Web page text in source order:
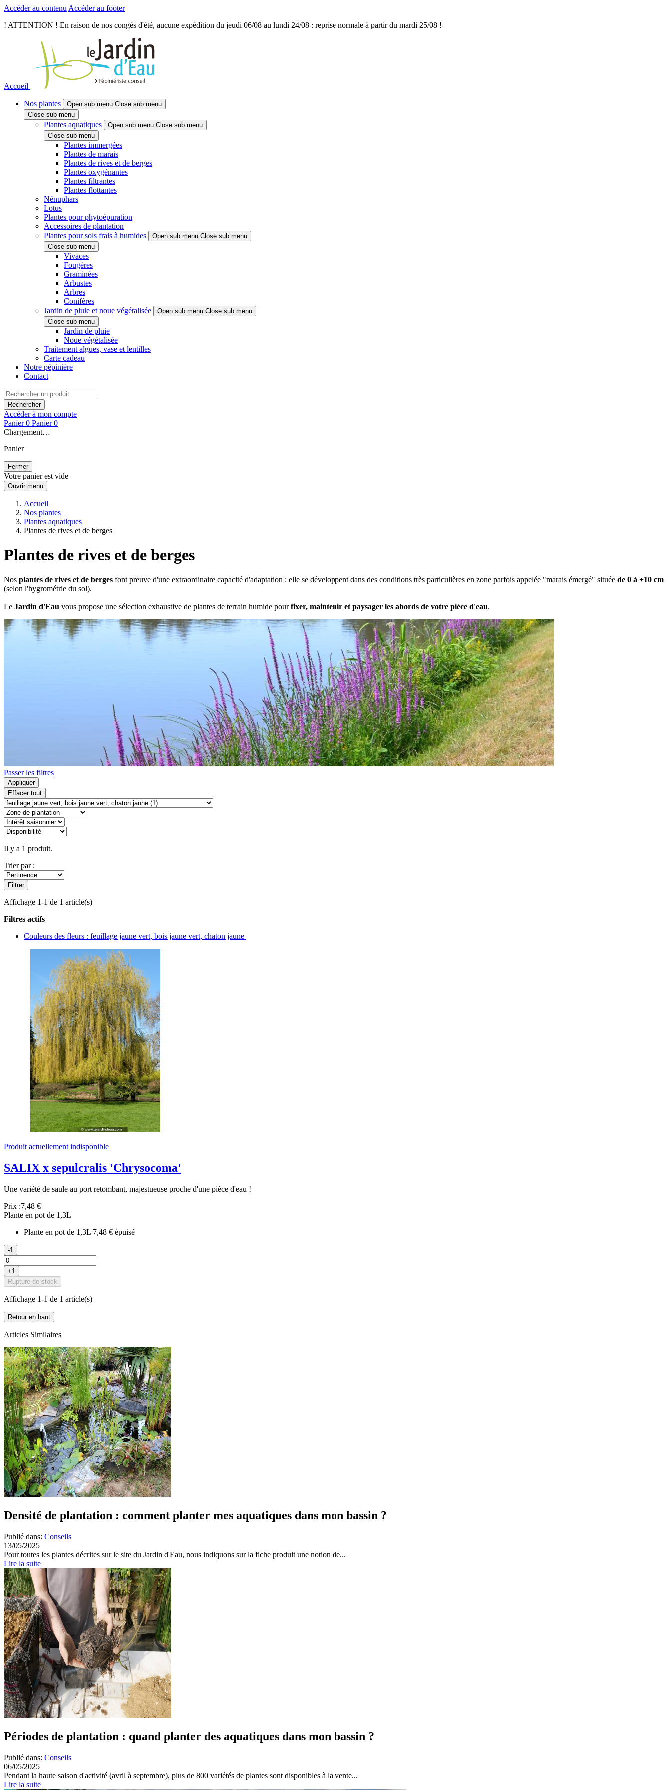
Accéder au contenu Accéder au footer
! ATTENTION ! En raison de nos congés d'été, aucune expédition du jeudi 06/08 au lundi 24/08 : reprise normale à partir du mardi 25/08 !
Accueil
Nos plantes Open sub menu Close sub menu
Close sub menu
Plantes aquatiques Open sub menu Close sub menu
Close sub menu
Plantes immergées
Plantes de marais
Plantes de rives et de berges
Plantes oxygénantes
Plantes filtrantes
Plantes flottantes
Nénuphars
Lotus
Plantes pour phytoépuration
Accessoires de plantation
Plantes pour sols frais à humides
Open sub menu Close sub menu
Close sub menu
Vivaces
Fougères
Graminées
Arbustes
Arbres
Conifères
Jardin de pluie et noue végétalisée
Open sub menu Close sub menu
Close sub menu
Jardin de pluie
Noue végétalisée
Traitement algues, vase et lentilles
Carte cadeau
Notre pépinière
Contact
Rechercher
Accéder à mon compte
Panier 0 Panier 0
Chargement…
Panier
Fermer
Votre panier est vide
Ouvrir menu
Accueil
Nos plantes
Plantes aquatiques
Plantes de rives et de berges
Plantes de rives et de berges
Nos plantes de rives et de berges font preuve d'une extraordinaire capacité d'adaptation : elle se développent dans des conditions très particulières en zone parfois appelée "marais émergé" située de 0 à +10 cm
(selon l'hygrométrie du sol).
Le Jardin d'Eau vous propose une sélection exhaustive de plantes de terrain humide pourfixer, maintenir et paysager les abords de votre pièce d'eau.
Passer les filtres
Appliquer
Effacer tout
Il y a 1 produit.
Trier par :
Filtrer
Affichage 1-1 de 1 article(s)
Filtres actifs
Couleurs des fleurs : feuillage jaune vert, bois jaune vert, chaton jaune
Produit actuellement indisponible
SALIX x sepulcralis 'Chrysocoma'
Une variété de saule au port retombant, majestueuse proche d'une pièce d'eau !
Prix :7,48 €
Plante en pot de 1,3L
Plante en pot de 1,3L 7,48 € épuisé
-1
+1
Rupture de stock
Affichage 1-1 de 1 article(s)
Retour en haut
Articles Similaires
Densité de plantation : comment planter mes aquatiques dans mon bassin ?
Publié dans: Conseils
13/05/2025
Pour toutes les plantes décrites sur le site du Jardin d'Eau, nous indiquons sur la fiche produit une notion de...
Lire la suite
Périodes de plantation : quand planter des aquatiques dans mon bassin ?
Publié dans: Conseils
06/05/2025
Pendant la haute saison d'activité (avril à septembre), plus de 800 variétés de plantes sont disponibles à la vente...
Lire la suite